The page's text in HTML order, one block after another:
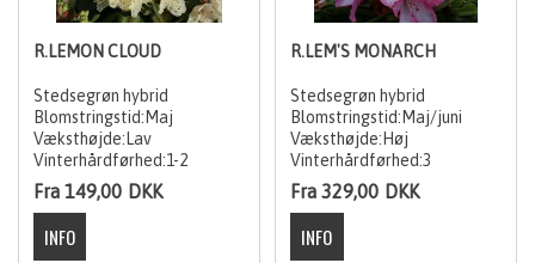
R.LEMON CLOUD
Stedsegrøn hybrid
Blomstringstid:Maj
Væksthøjde:Lav
Vinterhårdførhed:1-2
Fra 149,00 DKK
R.LEM'S MONARCH
Stedsegrøn hybrid
Blomstringstid:Maj/juni
Væksthøjde:Høj
Vinterhårdførhed:3
Fra 329,00 DKK